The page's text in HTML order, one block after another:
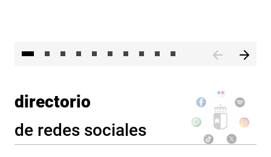
directorio
de redes sociales